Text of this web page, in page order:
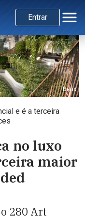
Entrar
Benx
e é a terceira
no luxo
maior
280 Art